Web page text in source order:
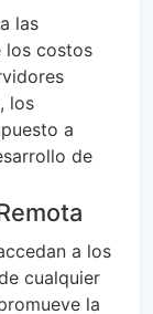
las
los costos
los
a
de
a los
cualquier
la